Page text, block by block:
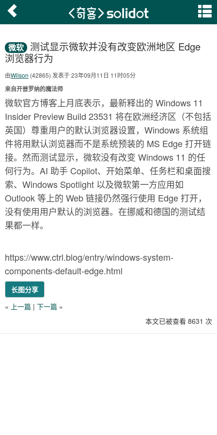
微软
测试显示微软并没有改变欧洲地区 Edge
浏览器行为
由Wilson (42865) 发表于 23年09月11日 11时05分
来自开普罗纳的魔法师
微软官方博客上月底表示，最新释出的 Windows 11
Insider Preview Build 23531 将在欧洲经济区（不包括
英国）尊重用户的默认浏览器设置，Windows 系统组
件将用默认浏览器而不是系统预装的 MS Edge 打开链
接。然而测试显示，微软没有改变 Windows 11 的任
何行为。AI 助手 Copilot、开始菜单、任务栏和桌面搜
索、Windows Spotlight 以及微软第一方应用如
Outlook 等上的 Web 链接仍然强行使用 Edge 打开，
没有使用用户默认的浏览器。在挪威和德国的测试结
果都一样。
https://www.ctrl.blog/entry/windows-system-
components-default-edge.html
长图分享
« 上一篇 | 下一篇 »
本文已被查看 8631 次